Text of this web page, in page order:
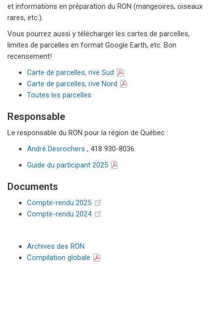
et informations en préparation du RON (mangeoires, oiseaux
rares, etc.).
Vous pourrez aussi y télécharger les cartes de parcelles,
limites de parcelles en format Google Earth, etc. Bon
recensement!
Carte de parcelles, rive Sud
Carte de parcelles, rive Nord
Toutes les parcelles
Responsable
Le responsable du RON pour la région de Québec :
André Desrochers , 418 930-8036.
Guide du participant 2025
Documents
Compte-rendu 2025
Compte-rendu 2024
Archives des RON
Compilation globale